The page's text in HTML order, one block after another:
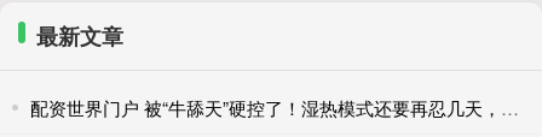
最新文章
配资世界门户 被“牛舔天”硬控了！湿热模式还要再忍几天，防暑必看